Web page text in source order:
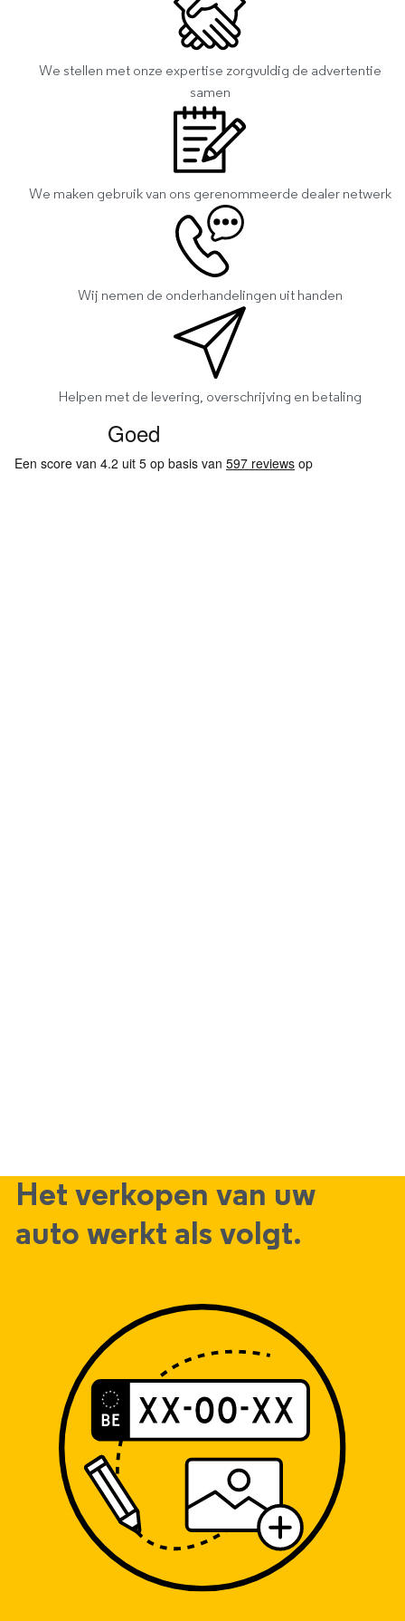
We stellen met onze expertise zorgvuldig de advertentie
samen
We maken gebruik van ons gerenommeerde dealer netwerk
Wij nemen de onderhandelingen uit handen
Helpen met de levering, overschrijving en betaling
Het verkopen van uw
auto werkt als volgt.